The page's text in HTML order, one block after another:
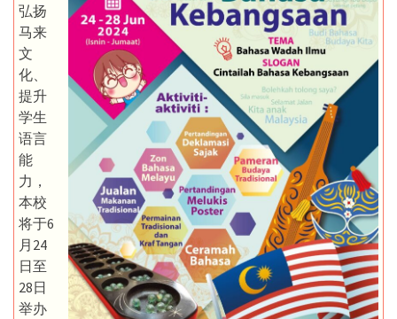
弘扬
马来
文
化、
提升
学生
语言
能
力，
本校
将于6
月24
日至
28日
举办